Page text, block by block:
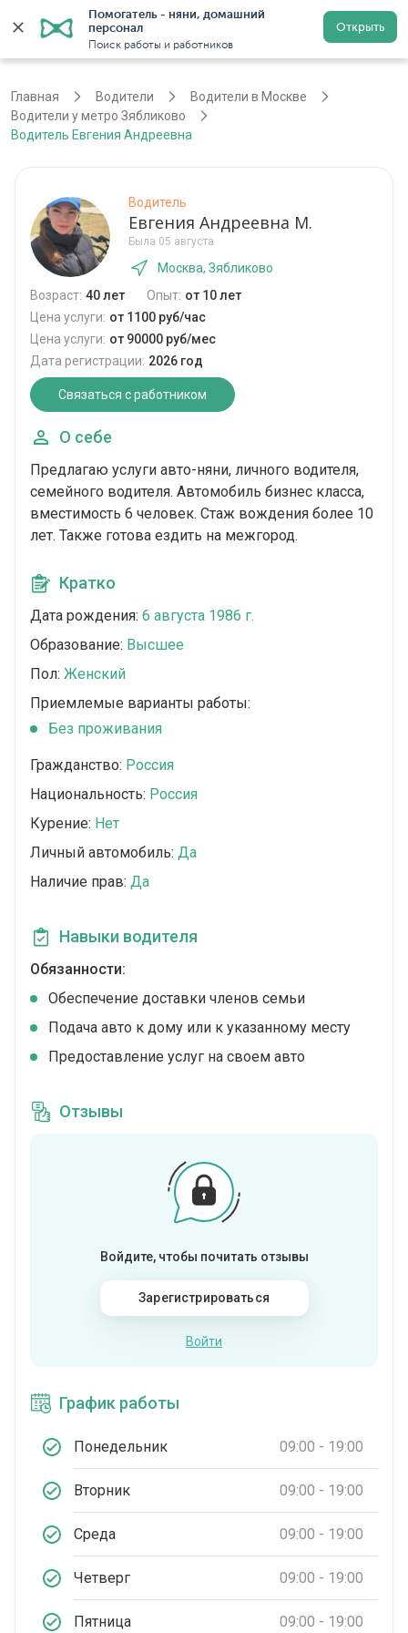
Помогатель - няни, домашний
персонал
Поиск работы и работников
Открыть
Регистрация
Главная Водители
Водители в Москве
Водители у метро Зябликово
Водитель Евгения Андреевна
Водитель
Евгения Андреевна М.
Была 05 августа
Москва, Зябликово
Возраст: 40 лет Опыт: от 10 лет
Цена услуги: от 1100 руб/час
Цена услуги: от 90000 руб/мес
Дата регистрации: 2026 год
Связаться с работником
О себе
Предлагаю услуги авто-няни, личного водителя,
семейного водителя. Автомобиль бизнес класса,
вместимость 6 человек. Стаж вождения более 10
лет. Также готова ездить на межгород.
Кратко
Дата рождения: 6 августа 1986 г.
Образование: Высшее
Пол: Женский
Приемлемые варианты работы:
Без проживания
Гражданство: Россия
Национальность: Россия
Курение: Нет
Личный автомобиль: Да
Наличие прав: Да
Навыки водителя
Обязанности:
Обеспечение доставки членов семьи
Подача авто к дому или к указанному месту
Предоставление услуг на своем авто
Отзывы
Войдите, чтобы почитать отзывы
Зарегистрироваться
Войти
График работы
Понедельник 09:00 - 19:00
Вторник 09:00 - 19:00
Среда 09:00 - 19:00
Четверг 09:00 - 19:00
Пятница 09:00 - 19:00